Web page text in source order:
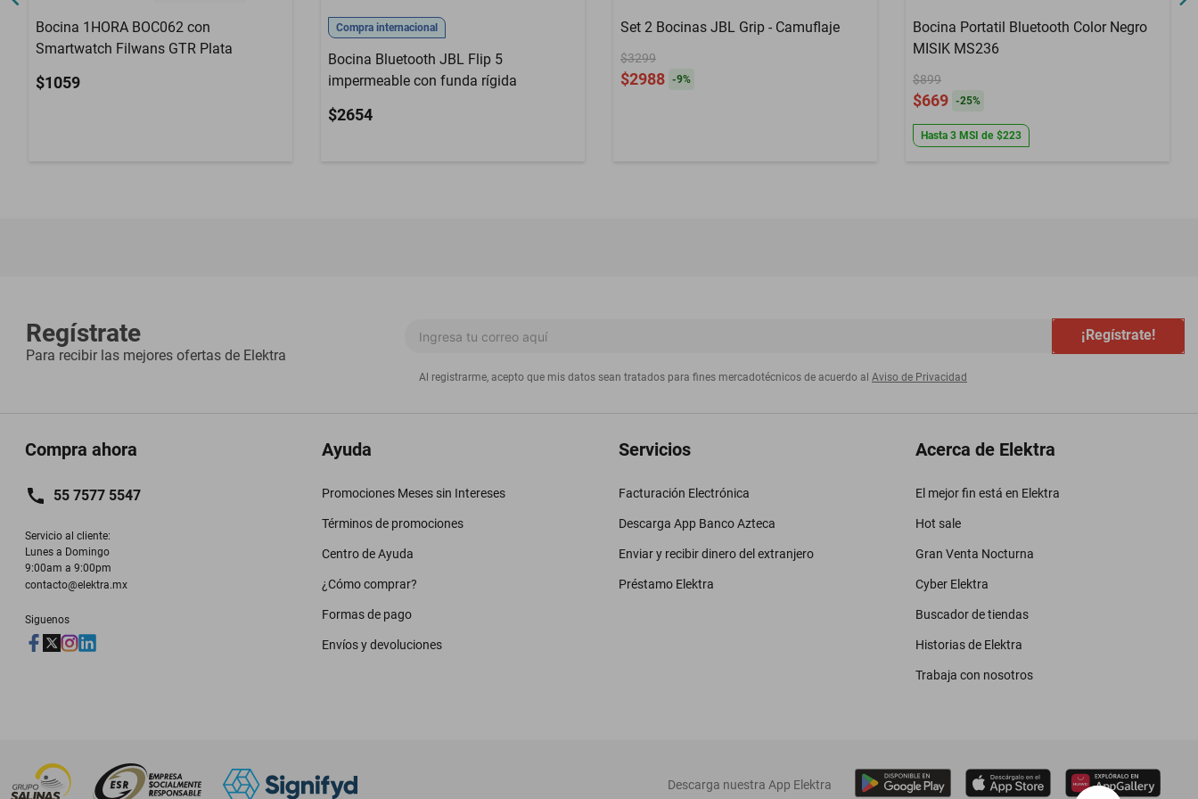
Bocina 1HORA BOC062 con
Smartwatch Filwans GTR Plata
$1059
Compra internacional
Bocina Bluetooth JBL Flip 5
impermeable con funda rígida
$2654
Set 2 Bocinas JBL Grip - Camuflaje
$3299
$2988 -9%
Bocina Portatil Bluetooth Color Negro
MISIK MS236
$899
$669 -25%
Hasta 3 MSI de $223
Regístrate
Para recibir las mejores ofertas de Elektra
¡Regístrate!
Al registrarme, acepto que mis datos sean tratados para fines mercadotécnicos de acuerdo al Aviso de Privacidad
Compra ahora
55 7577 5547
Servicio al cliente:
Lunes a Domingo
9:00am a 9:00pm
contacto@elektra.mx
Siguenos
Ayuda
Promociones Meses sin Intereses
Términos de promociones
Centro de Ayuda
¿Cómo comprar?
Formas de pago
Envíos y devoluciones
Servicios
Facturación Electrónica
Descarga App Banco Azteca
Enviar y recibir dinero del extranjero
Préstamo Elektra
Acerca de Elektra
El mejor fin está en Elektra
Hot sale
Gran Venta Nocturna
Cyber Elektra
Buscador de tiendas
Historias de Elektra
Trabaja con nosotros
‎ Descarga nuestra App Elektra